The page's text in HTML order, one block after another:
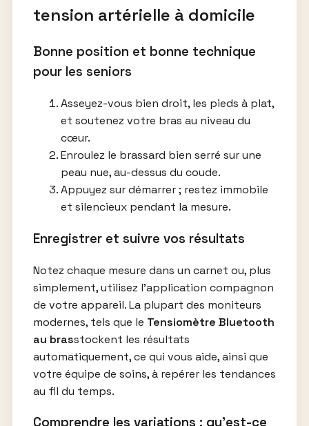
tension artérielle à domicile
Bonne position et bonne technique
pour les seniors
Asseyez-vous bien droit, les pieds à plat,
et soutenez votre bras au niveau du
cœur.
Enroulez le brassard bien serré sur une
peau nue, au-dessus du coude.
Appuyez sur démarrer ; restez immobile
et silencieux pendant la mesure.
Enregistrer et suivre vos résultats
Notez chaque mesure dans un carnet ou, plus
simplement, utilisez l’application compagnon
de votre appareil. La plupart des moniteurs
modernes, tels que le Tensiomètre Bluetooth
au brasstockent les résultats
automatiquement, ce qui vous aide, ainsi que
votre équipe de soins, à repérer les tendances
au fil du temps.
Comprendre les variations : qu’est-ce